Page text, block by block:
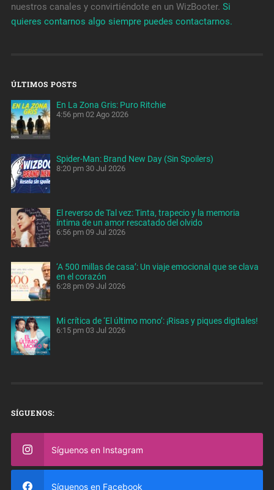
nuestros canales y convirtiéndote en un WizBooter. Si
quieres contarnos algo siempre puedes contactarnos.
ÚLTIMOS POSTS
En La Zona Gris: Puro Ritchie
4:56 pm 02 Ago 2026
Spider-Man: Brand New Day (Sin Spoilers)
8:20 pm 30 Jul 2026
El reverso de Tal vez: Tinta, trapecio y la memoria
íntima de un amor rescatado del olvido
6:56 pm 09 Jul 2026
‘A 500 millas de casa’: Un viaje emocional que se clava
en el corazón
6:28 pm 09 Jul 2026
Mi crítica de ‘El último mono’: ¡Risas y piques digitales!
6:15 pm 03 Jul 2026
SÍGUENOS:
Síguenos en Instagram
Síguenos en Facebook